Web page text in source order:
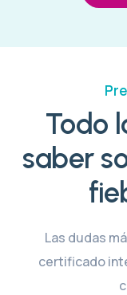
Todo
saber
Las dudas
certificado